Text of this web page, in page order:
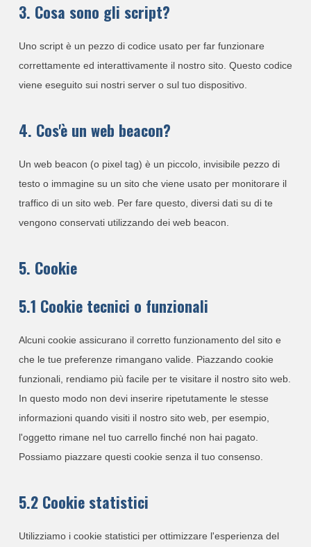
3. Cosa sono gli script?
Uno script è un pezzo di codice usato per far funzionare
correttamente ed interattivamente il nostro sito. Questo codice
viene eseguito sui nostri server o sul tuo dispositivo.
4. Cos'è un web beacon?
Un web beacon (o pixel tag) è un piccolo, invisibile pezzo di
testo o immagine su un sito che viene usato per monitorare il
traffico di un sito web. Per fare questo, diversi dati su di te
vengono conservati utilizzando dei web beacon.
5. Cookie
5.1 Cookie tecnici o funzionali
Alcuni cookie assicurano il corretto funzionamento del sito e
che le tue preferenze rimangano valide. Piazzando cookie
funzionali, rendiamo più facile per te visitare il nostro sito web.
In questo modo non devi inserire ripetutamente le stesse
informazioni quando visiti il nostro sito web, per esempio,
l'oggetto rimane nel tuo carrello finché non hai pagato.
Possiamo piazzare questi cookie senza il tuo consenso.
5.2 Cookie statistici
Utilizziamo i cookie statistici per ottimizzare l'esperienza del